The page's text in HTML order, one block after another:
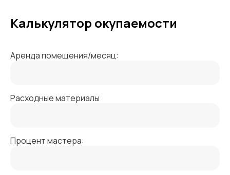
Калькулятор окупаемости
Аренда помещения/месяц:
Расходные материалы
Процент мастера: